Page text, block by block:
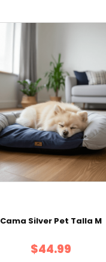
Cama Silver Pet Talla M
$44.99